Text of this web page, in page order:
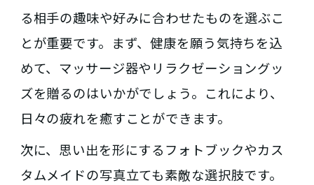
る相手の趣味や好みに合わせたものを選ぶこ
とが重要です。まず、健康を願う気持ちを込
めて、マッサージ器やリラクゼーショングッ
ズを贈るのはいかがでしょう。これにより、
日々の疲れを癒すことができます。
次に、思い出を形にするフォトブックやカス
タムメイドの写真立ても素敵な選択肢です。